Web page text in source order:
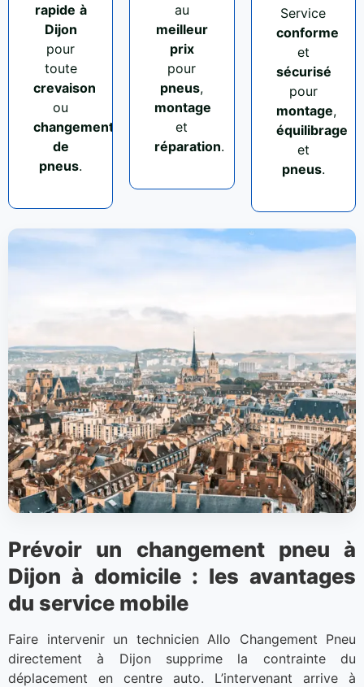
rapide à
Dijon
pour
toute
crevaison
ou
changement
de
pneus.
au
meilleur
prix
pour
pneus,
montage
et
réparation.
Service
conforme
et
sécurisé
pour
montage,
équilibrage
et
pneus.
Prévoir un changement pneu à
Dijon à domicile : les avantages
du service mobile
Faire intervenir un technicien Allo Changement Pneu
directement à Dijon supprime la contrainte du
déplacement en centre auto. L’intervenant arrive à